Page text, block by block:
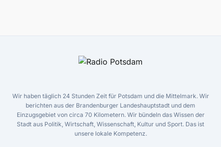
Wir haben täglich 24 Stunden Zeit für Potsdam und die Mittelmark. Wir
berichten aus der Brandenburger Landeshauptstadt und dem
Einzugsgebiet von circa 70 Kilometern. Wir bündeln das Wissen der
Stadt aus Politik, Wirtschaft, Wissenschaft, Kultur und Sport. Das ist
unsere lokale Kompetenz.